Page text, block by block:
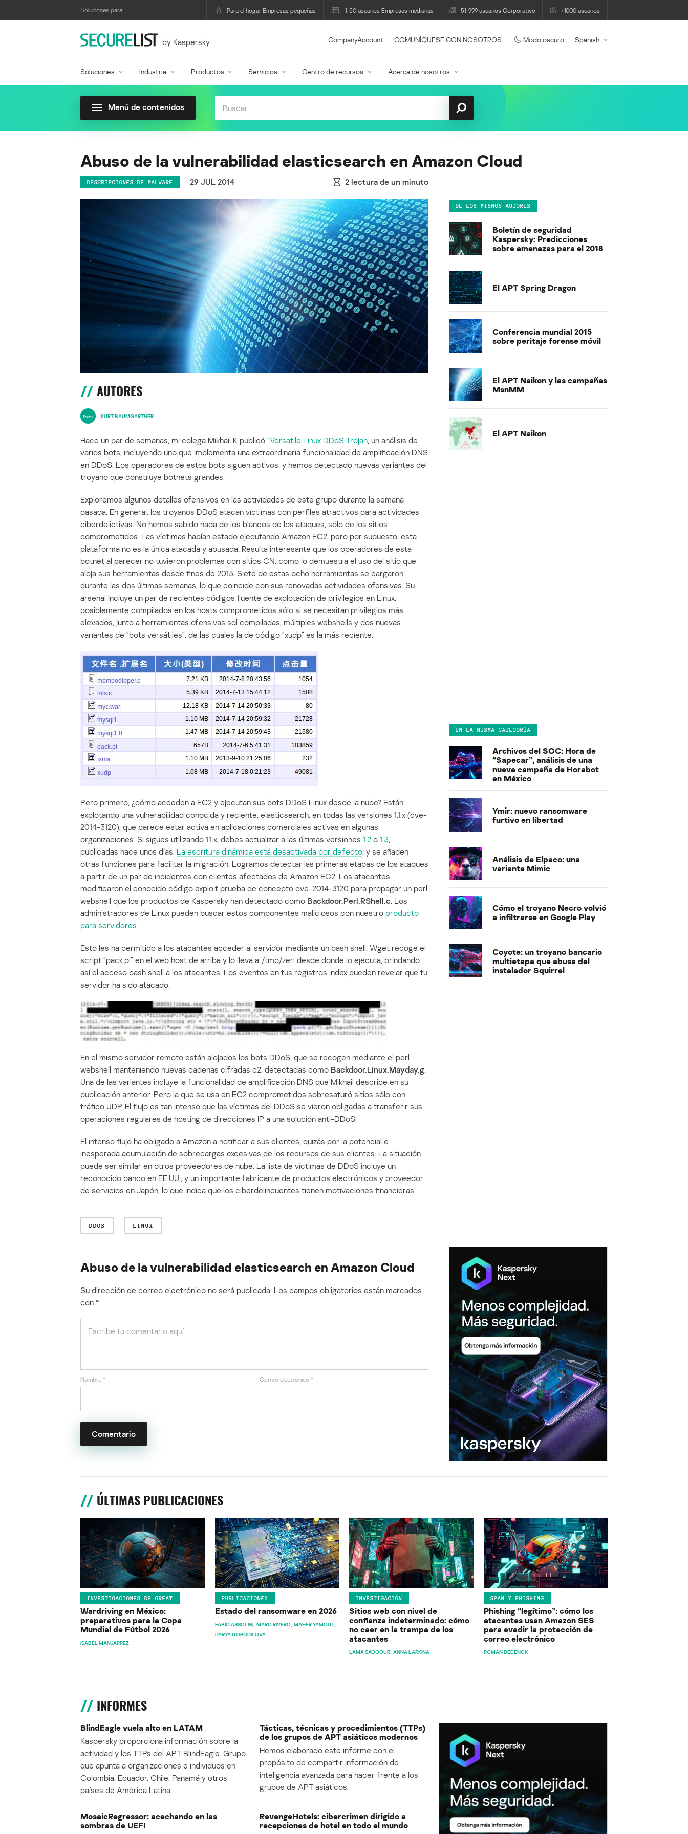
Soluciones para: Para el hogar Empresas pequeñas 1-50 usuarios Empresas medianas 51-999 usuarios Corporativo +1000 usuarios
by Kaspersky CompanyAccount COMUNÍQUESE CON NOSOTROS Modo oscuro Spanish
Soluciones Industria Productos Servicios Centro de recursos Acerca de nosotros
Menú de contenidos
Abuso de la vulnerabilidad elasticsearch en Amazon Cloud
DESCRIPCIONES DE MALWARE 29 JUL 2014 2 lectura de un minuto
AUTORES
KURT BAUMGARTNER
Hace un par de semanas, mi colega Mikhail K publicó “Versatile Linux DDoS Trojan, un análisis de
varios bots, incluyendo uno que implementa una extraordinaria funcionalidad de amplificación DNS
en DDoS. Los operadores de estos bots siguen activos, y hemos detectado nuevas variantes del
troyano que construye botnets grandes.
Exploremos algunos detalles ofensivos en las actividades de este grupo durante la semana
pasada. En general, los troyanos DDoS atacan víctimas con perfiles atractivos para actividades
ciberdelictivas. No hemos sabido nada de los blancos de los ataques, sólo de los sitios
comprometidos. Las víctimas habían estado ejecutando Amazon EC2, pero por supuesto, esta
plataforma no es la única atacada y abusada. Resulta interesante que los operadores de esta
botnet al parecer no tuvieron problemas con sitios CN, como lo demuestra el uso del sitio que
aloja sus herramientas desde fines de 2013. Siete de estas ocho herramientas se cargaron
durante las dos últimas semanas, lo que coincide con sus renovadas actividades ofensivas. Su
arsenal incluye un par de recientes códigos fuente de explotación de privilegios en Linux,
posiblemente compilados en los hosts comprometidos sólo si se necesitan privilegios más
elevados, junto a herramientas ofensivas sql compiladas, múltiples webshells y dos nuevas
variantes de “bots versátiles”, de las cuales la de código “xudp” es la más reciente:
Pero primero, ¿cómo acceden a EC2 y ejecutan sus bots DDoS Linux desde la nube? Están
explotando una vulnerabilidad conocida y reciente, elasticsearch, en todas las versiones 1.1.x (cve-
2014-3120), que parece estar activa en aplicaciones comerciales activas en algunas
organizaciones. Si sigues utilizando 1.1.x, debes actualizar a las últimas versiones 1.2 o 1.3,
publicadas hace unos días. La escritura dinámica está desactivada por defecto, y se añaden
otras funciones para facilitar la migración. Logramos detectar las primeras etapas de los ataques
a partir de un par de incidentes con clientes afectados de Amazon EC2. Los atacantes
modificaron el conocido código exploit prueba de concepto cve-2014-3120 para propagar un perl
webshell que los productos de Kaspersky han detectado como Backdoor.Perl.RShell.c. Los
administradores de Linux pueden buscar estos componentes maliciosos con nuestro producto
para servidores.
Esto les ha permitido a los atacantes acceder al servidor mediante un bash shell. Wget recoge el
script “pack.pl” en el web host de arriba y lo lleva a /tmp/zerl desde donde lo ejecuta, brindando
así el acceso bash shell a los atacantes. Los eventos en tus registros index pueden revelar que tu
servidor ha sido atacado:
En el mismo servidor remoto están alojados los bots DDoS, que se recogen mediante el perl
webshell manteniendo nuevas cadenas cifradas c2, detectadas como Backdoor.Linux.Mayday.g.
Una de las variantes incluye la funcionalidad de amplificación DNS que Mikhail describe en su
publicación anterior. Pero la que se usa en EC2 comprometidos sobresaturó sitios sólo con
tráfico UDP. El flujo es tan intenso que las víctimas del DDoS se vieron obligadas a transferir sus
operaciones regulares de hosting de direcciones IP a una solución anti-DDoS.
El intenso flujo ha obligado a Amazon a notificar a sus clientes, quizás por la potencial e
inesperada acumulación de sobrecargas excesivas de los recursos de sus clientes. La situación
puede ser similar en otros proveedores de nube. La lista de víctimas de DDoS incluye un
reconocido banco en EE.UU., y un importante fabricante de productos electrónicos y proveedor
de servicios en Japón, lo que indica que los ciberdelincuentes tienen motivaciones financieras.
DDOS LINUX
Abuso de la vulnerabilidad elasticsearch en Amazon Cloud
Su dirección de correo electrónico no será publicada. Los campos obligatorios están marcados
con *
Nombre * Correo electrónico *
DE LOS MISMOS AUTORES
Boletín de seguridad
Kaspersky: Predicciones
sobre amenazas para el 2018
El APT Spring Dragon
Conferencia mundial 2015
sobre peritaje forense móvil
El APT Naikon y las campañas
MsnMM
El APT Naikon
EN LA MISMA CATEGORÍA
Archivos del SOC: Hora de
“Sapecar”, análisis de una
nueva campaña de Horabot
en México
Ymir: nuevo ransomware
furtivo en libertad
Análisis de Elpaco: una
variante Mimic
Cómo el troyano Necro volvió
a infiltrarse en Google Play
Coyote: un troyano bancario
multietapa que abusa del
instalador Squirrel
ÚLTIMAS PUBLICACIONES
INVESTIGACIONES DE GREAT
Wardriving en México:
preparativos para la Copa
Mundial de Fútbol 2026
ISABEL MANJARREZ
PUBLICACIONES
Estado del ransomware en 2026
FABIO ASSOLINI MARC RIVERO MAHER YAMOUT
DARYA GORODILOVA
INVESTIGACIÓN
Sitios web con nivel de
confianza indeterminado: cómo
no caer en la trampa de los
atacantes
LAMA SAQQOUR ANNA LARKINA
SPAM Y PHISHING
Phishing “legítimo”: cómo los
atacantes usan Amazon SES
para evadir la protección de
correo electrónico
ROMAN DEDENOK
INFORMES
BlindEagle vuela alto en LATAM
Kaspersky proporciona información sobre la
actividad y los TTPs del APT BlindEagle. Grupo
que apunta a organizaciones e individuos en
Colombia, Ecuador, Chile, Panamá y otros
países de América Latina.
Tácticas, técnicas y procedimientos (TTPs)
de los grupos de APT asiáticos modernos
Hemos elaborado este informe con el
propósito de compartir información de
inteligencia avanzada para hacer frente a los
grupos de APT asiáticos.
MosaicRegressor: acechando en las
sombras de UEFI
RevengeHotels: cibercrimen dirigido a
recepciones de hotel en todo el mundo